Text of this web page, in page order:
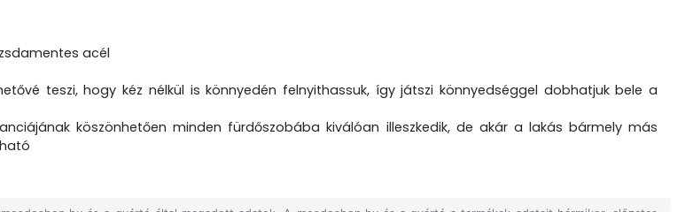
acél
teszi, hogy kéz nélkül is könnyedén felnyithassuk, így játszi könnyedséggel dobhatjuk bele a
köszönhetően minden fürdőszobába kiválóan illeszkedik, de akár a lakás bármely más